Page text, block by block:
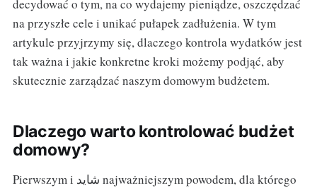
decydować o tym, na co wydajemy pieniądze, oszczędzać
na przyszłe cele i unikać pułapek zadłużenia. W tym
artykule przyjrzymy się, dlaczego kontrola wydatków jest
tak ważna i jakie konkretne kroki możemy podjąć, aby
skutecznie zarządzać naszym domowym budżetem.
Dlaczego warto kontrolować budżet
domowy?
Pierwszym i شاید najważniejszym powodem, dla którego